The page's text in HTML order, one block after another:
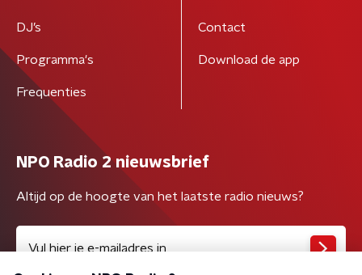
DJ’s
Programma's
Frequenties
Contact
Download de app
NPO Radio 2 nieuwsbrief
Altijd op de hoogte van het laatste radio nieuws?